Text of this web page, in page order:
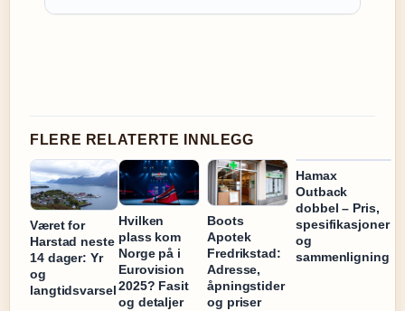
FLERE RELATERTE INNLEGG
Været for
Harstad neste
14 dager: Yr
og
langtidsvarsel
Hvilken
plass kom
Norge på i
Eurovision
2025? Fasit
og detaljer
Boots
Apotek
Fredrikstad:
Adresse,
åpningstider
og priser
Hamax
Outback
dobbel – Pris,
spesifikasjoner
og
sammenligning